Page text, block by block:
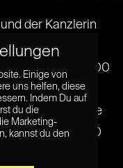
der Kanzlerin
nunmehr 9.
Auf über 200.000
unter dem
ihre Tore
über 350.000
viele[...] [...]
Einige von
uns helfen, diese
Indem Du auf
du die
Marketing-
kannst du den